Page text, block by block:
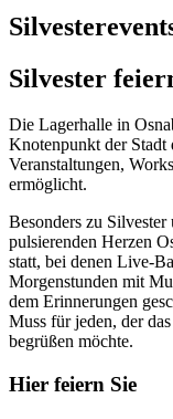
Silvester
Die Lagerhalle in
Knotenpunkt der Stadt
Veranstaltungen,
ermöglicht.
Besonders zu
pulsierenden Herzen
statt, bei denen Live-
Morgenstunden mit
dem Erinnerungen
Muss für jeden, der
begrüßen möchte.
Hier feiern Sie